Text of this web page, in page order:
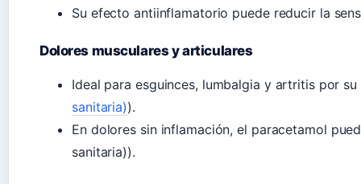
Su efecto antiinflamatorio puede reducir la
Dolores musculares y articulares
Ideal para esguinces, lumbalgia y artritis por
sanitaria)).
En dolores sin inflamación, el paracetamol
sanitaria)).